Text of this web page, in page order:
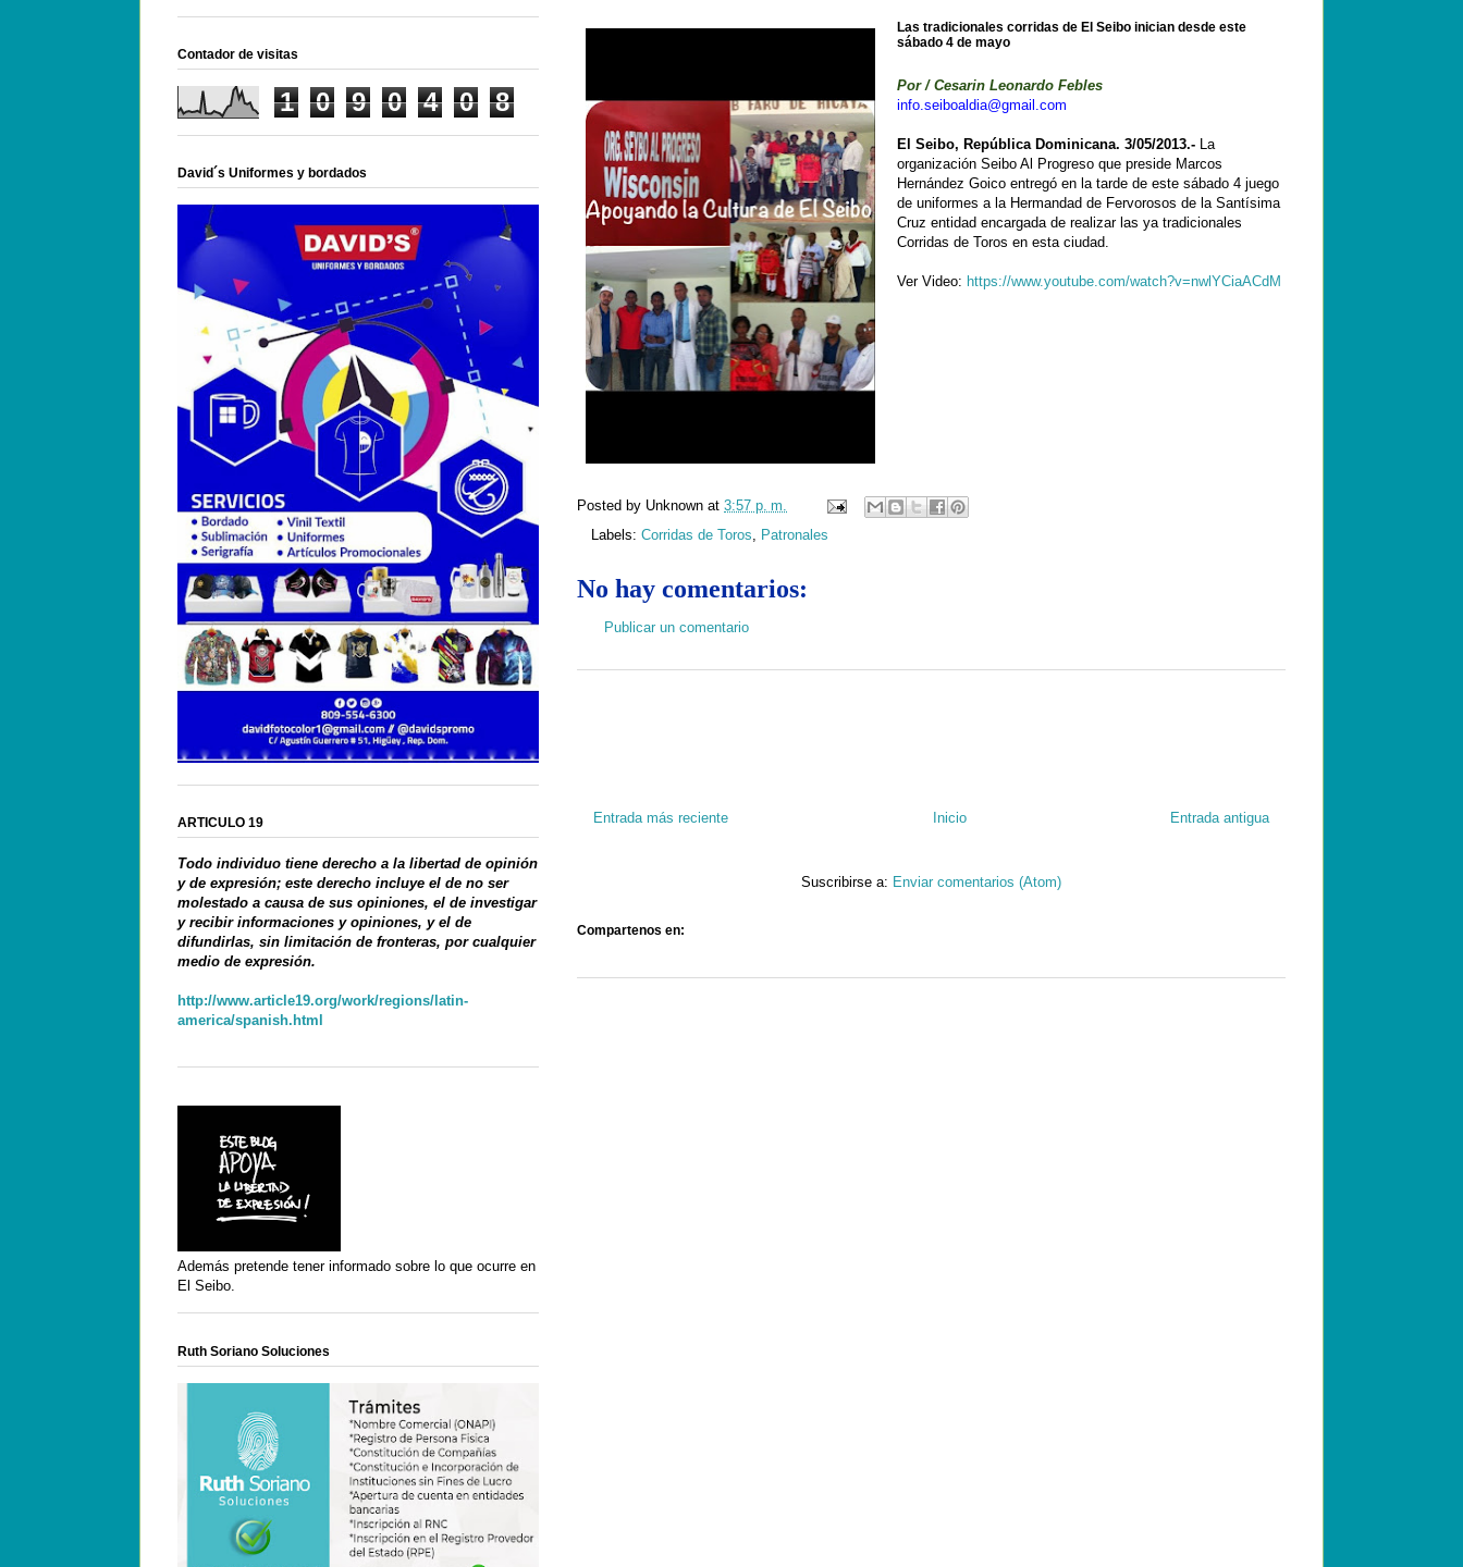
Las tradicionales corridas de El Seibo inician desde este
sábado 4 de mayo
Por / Cesarin Leonardo Febles
info.seiboaldia@gmail.com
El Seibo, República Dominicana. 3/05/2013.- La
organización Seibo Al Progreso que preside Marcos
Hernández Goico entregó en la tarde de este sábado 4 juego
de uniformes a la Hermandad de Fervorosos de la Santísima
Cruz entidad encargada de realizar las ya tradicionales
Corridas de Toros en esta ciudad.
Ver Video: https://www.youtube.com/watch?v=nwlYCiaACdM
Posted by Unknown at 3:57 p. m.
Labels: Corridas de Toros Patronales
No hay comentarios:
Publicar un comentario
Entrada más reciente Entrada antigua
Inicio
Suscribirse a: Enviar comentarios (Atom)
Compartenos en:
Contador de visitas
1 0 9 0 4 0 8
David´s Uniformes y bordados
ARTICULO 19
Todo individuo tiene derecho a la libertad de opinión
y de expresión; este derecho incluye el de no ser
molestado a causa de sus opiniones, el de investigar
y recibir informaciones y opiniones, y el de
difundirlas, sin limitación de fronteras, por cualquier
medio de expresión.
http://www.article19.org/work/regions/latin-
america/spanish.html
Además pretende tener informado sobre lo que ocurre en
El Seibo.
Ruth Soriano Soluciones